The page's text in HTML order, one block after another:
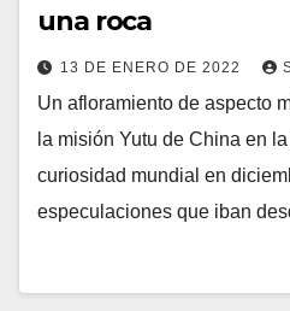
una roca
13 DE ENERO DE 2022
Un afloramiento de aspecto
la misión Yutu de China en
curiosidad mundial en
especulaciones que iban